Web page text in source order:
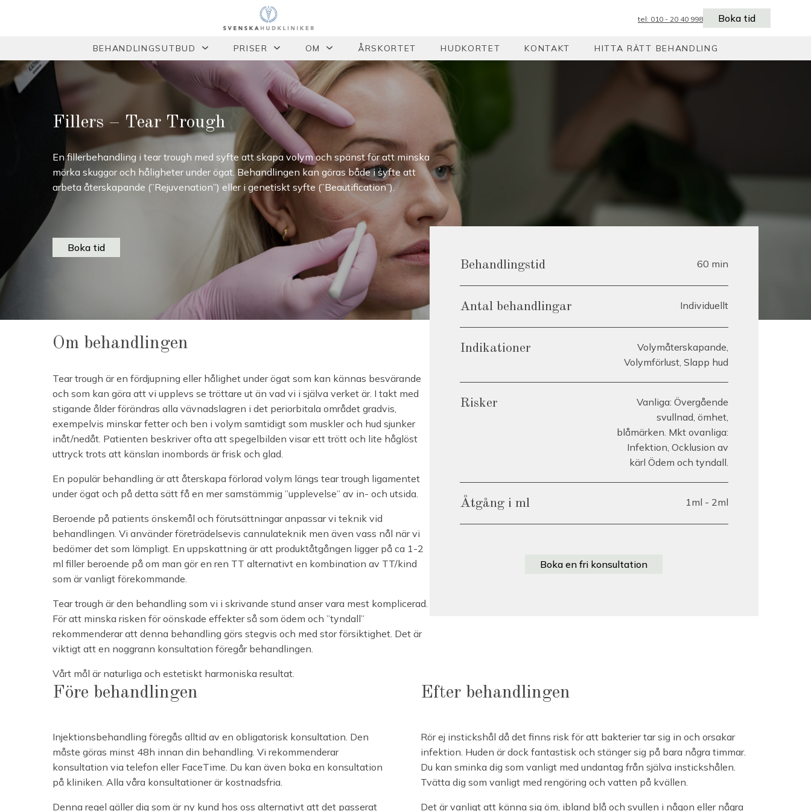
tel: 010 - 20 40 998 Boka tid
BEHANDLINGSUTBUD PRISER OM ÅRSKORTET HUDKORTET KONTAKT HITTA RÄTT BEHANDLING
Fillers – Tear Trough
En fillerbehandling i tear trough med syfte att skapa volym och spänst för att minska
mörka skuggor och håligheter under ögat. Behandlingen kan göras både i syfte att
arbeta återskapande (”Rejuvenation”) eller i genetiskt syfte (”Beautification”).
Boka tid
Om behandlingen
Tear trough är en fördjupning eller hålighet under ögat som kan kännas besvärande
och som kan göra att vi upplevs se tröttare ut än vad vi i själva verket är. I takt med
stigande ålder förändras alla vävnadslagren i det periorbitala området gradvis,
exempelvis minskar fetter och ben i volym samtidigt som muskler och hud sjunker
inåt/nedåt. Patienten beskriver ofta att spegelbilden visar ett trött och lite håglöst
uttryck trots att känslan inombords är frisk och glad.
En populär behandling är att återskapa förlorad volym längs tear trough ligamentet
under ögat och på detta sätt få en mer samstämmig ”upplevelse” av in- och utsida.
Beroende på patients önskemål och förutsättningar anpassar vi teknik vid
behandlingen. Vi använder företrädelsevis cannulateknik men även vass nål när vi
bedömer det som lämpligt. En uppskattning är att produktåtgången ligger på ca 1-2
ml filler beroende på om man gör en ren TT alternativt en kombination av TT/kind
som är vanligt förekommande.
Tear trough är den behandling som vi i skrivande stund anser vara mest komplicerad.
För att minska risken för oönskade effekter så som ödem och ”tyndall”
rekommenderar att denna behandling görs stegvis och med stor försiktighet. Det är
viktigt att en noggrann konsultation föregår behandlingen.
Vårt mål är naturliga och estetiskt harmoniska resultat.
Behandlingstid 60 min
Antal behandlingar Individuellt
Indikationer
Volymåterskapande,
Volymförlust, Slapp hud
Risker
Vanliga: Övergående
svullnad, ömhet,
blåmärken. Mkt ovanliga:
Infektion, Ocklusion av
kärl Ödem och tyndall.
Åtgång i ml 1ml - 2ml
Boka en fri konsultation
Före behandlingen
Injektionsbehandling föregås alltid av en obligatorisk konsultation. Den
måste göras minst 48h innan din behandling. Vi rekommenderar
konsultation via telefon eller FaceTime. Du kan även boka en konsultation
på kliniken. Alla våra konsultationer är kostnadsfria.
Denna regel gäller dig som är ny kund hos oss alternativt att det passerat
Efter behandlingen
Rör ej instickshål då det finns risk för att bakterier tar sig in och orsakar
infektion. Huden är dock fantastisk och stänger sig på bara några timmar.
Du kan sminka dig som vanligt med undantag från själva instickshålen.
Tvätta dig som vanligt med rengöring och vatten på kvällen.
Det är vanligt att känna sig öm, ibland blå och svullen i någon eller några